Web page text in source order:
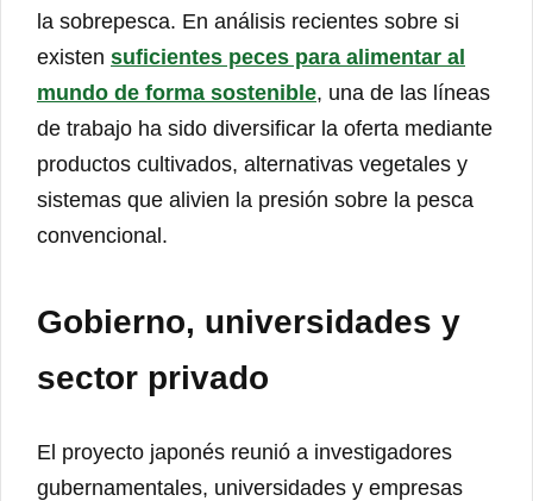
la sobrepesca. En análisis recientes sobre si
existen suficientes peces para alimentar al
mundo de forma sostenible, una de las líneas
de trabajo ha sido diversificar la oferta mediante
productos cultivados, alternativas vegetales y
sistemas que alivien la presión sobre la pesca
convencional.
Gobierno, universidades y
sector privado
El proyecto japonés reunió a investigadores
gubernamentales, universidades y empresas